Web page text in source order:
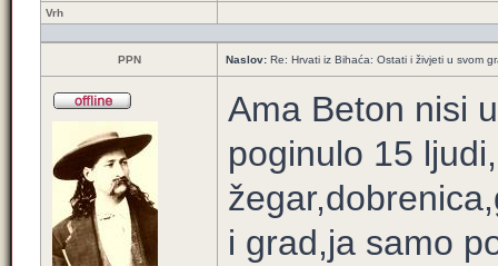
Vrh
PPN Naslov: Re: Hrvati iz Bihaća: Ostati i živjeti u svom
Ama Beton nisi
poginulo 15
i grad,ja samo